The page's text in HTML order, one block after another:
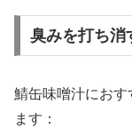
臭みを打ち消
鯖缶味噌汁におす
ます：